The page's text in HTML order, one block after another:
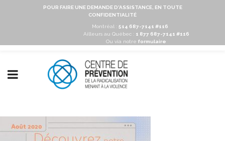
POUR FAIRE UNE DEMANDE D'ASSISTANCE, EN TOUTE
CONFIDENTIALITÉ
Montréal : 514 687-7141 #116
Ailleurs au Québec :
1 877 687-7141 #116
Ou via notre formulaire